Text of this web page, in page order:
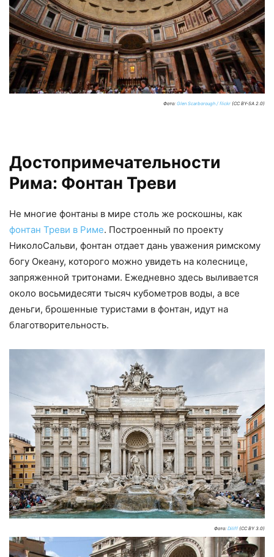
Фото: Glen Scarborough / flickr (CC BY-SA 2.0)
Достопримечательности
Рима: Фонтан Треви
Не многие фонтаны в мире столь же роскошны, как
фонтан Треви в Риме. Построенный по проекту
НиколоСальви, фонтан отдает дань уважения римскому
богу Океану, которого можно увидеть на колеснице,
запряженной тритонами. Ежедневно здесь выливается
около восьмидесяти тысяч кубометров воды, а все
деньги, брошенные туристами в фонтан, идут на
благотворительность.
Фото: Diliff (CC BY 3.0)